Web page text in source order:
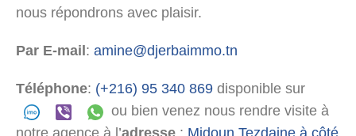
nous répondrons avec plaisir.
Par E-mail : amine@djerbaimmo.tn
Téléphone: (+216) 95 340 869 disponible sur
ou bien venez nous rendre visite à